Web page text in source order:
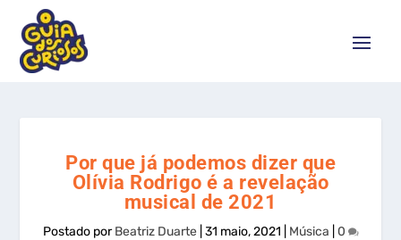
Por que já podemos dizer que
Olívia Rodrigo é a revelação
musical de 2021
Postado porBeatriz Duarte| 31 maio, 2021 Música 0